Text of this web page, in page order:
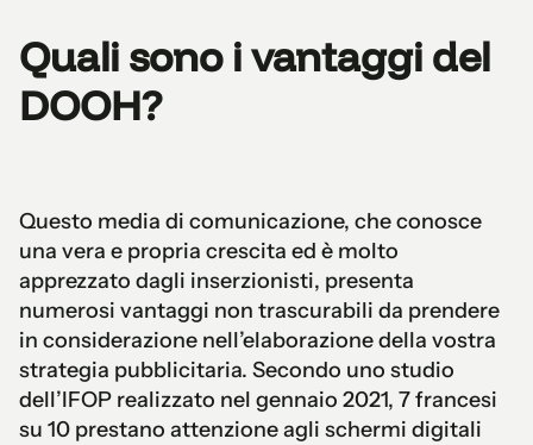
Quali sono i vantaggi del
DOOH?
Questo media di comunicazione, che conosce
una vera e propria crescita ed è molto
apprezzato dagli inserzionisti, presenta
numerosi vantaggi non trascurabili da prendere
in considerazione nell’elaborazione della vostra
strategia pubblicitaria. Secondo uno studio
dell’IFOP realizzato nel gennaio 2021, 7 francesi
su 10 prestano attenzione agli schermi digitali